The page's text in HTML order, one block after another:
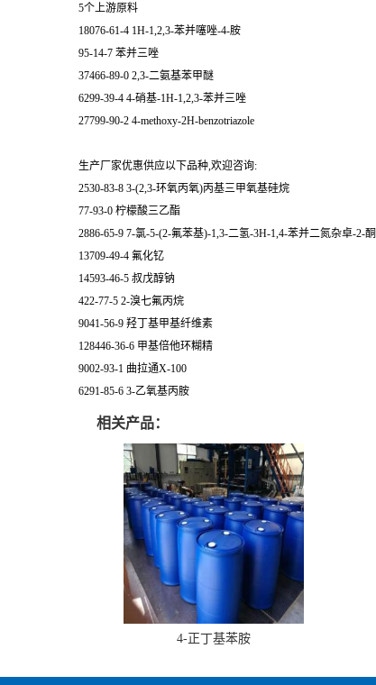
5个上游原料
18076-61-4 1H-1,2,3-苯并噻唑-4-胺
95-14-7 苯并三唑
37466-89-0 2,3-二氨基苯甲醚
6299-39-4 4-硝基-1H-1,2,3-苯并三唑
27799-90-2 4-methoxy-2H-benzotriazole
生产厂家优惠供应以下品种,欢迎咨询:
2530-83-8 3-(2,3-环氧丙氧)丙基三甲氧基硅烷
77-93-0 柠檬酸三乙酯
2886-65-9 7-氯-5-(2-氟苯基)-1,3-二氢-3H-1,4-苯并二氮杂卓-2-酮
13709-49-4 氟化钇
14593-46-5 叔戊醇钠
422-77-5 2-溴七氟丙烷
9041-56-9 羟丁基甲基纤维素
128446-36-6 甲基倍他环糊精
9002-93-1 曲拉通X-100
6291-85-6 3-乙氧基丙胺
相关产品：
4-正丁基苯胺